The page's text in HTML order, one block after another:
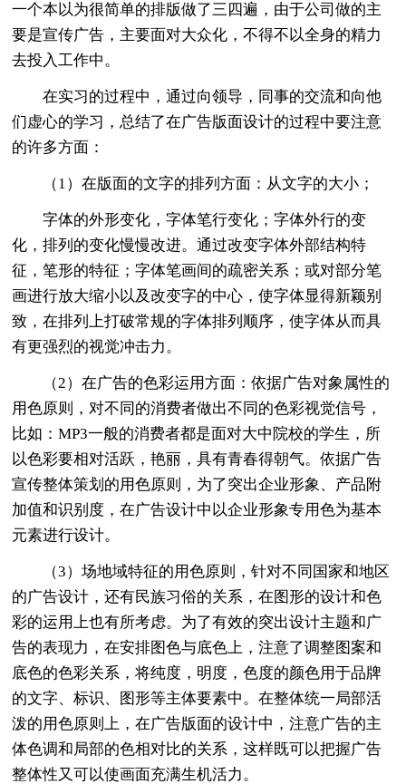
一个本以为很简单的排版做了三四遍，由于公司做的主
要是宣传广告，主要面对大众化，不得不以全身的精力
去投入工作中。
在实习的过程中，通过向领导，同事的交流和向他
们虚心的学习，总结了在广告版面设计的过程中要注意
的许多方面：
（1）在版面的文字的排列方面：从文字的大小；
字体的外形变化，字体笔行变化；字体外行的变
化，排列的变化慢慢改进。通过改变字体外部结构特
征，笔形的特征；字体笔画间的疏密关系；或对部分笔
画进行放大缩小以及改变字的中心，使字体显得新颖别
致，在排列上打破常规的字体排列顺序，使字体从而具
有更强烈的视觉冲击力。
（2）在广告的色彩运用方面：依据广告对象属性的
用色原则，对不同的消费者做出不同的色彩视觉信号，
比如：MP3一般的消费者都是面对大中院校的学生，所
以色彩要相对活跃，艳丽，具有青春得朝气。依据广告
宣传整体策划的用色原则，为了突出企业形象、产品附
加值和识别度，在广告设计中以企业形象专用色为基本
元素进行设计。
（3）场地域特征的用色原则，针对不同国家和地区
的广告设计，还有民族习俗的关系，在图形的设计和色
彩的运用上也有所考虑。为了有效的突出设计主题和广
告的表现力，在安排图色与底色上，注意了调整图案和
底色的色彩关系，将纯度，明度，色度的颜色用于品牌
的文字、标识、图形等主体要素中。在整体统一局部活
泼的用色原则上，在广告版面的设计中，注意广告的主
体色调和局部的色相对比的关系，这样既可以把握广告
整体性又可以使画面充满生机活力。